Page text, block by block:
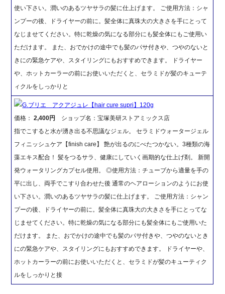
使い下さい。潤いのあるツヤサラの髪に仕上げます。 ご使用方法：シャ
ンプーの後、ドライヤーの前に。髪全体に真珠大の大きさを手にとって
なじませてください。特に乾燥の気になる部分にも髪全体にもご使用い
ただけます。 また、おでかけの途中でも髪のパサ付きや、つやのないと
きにの緊急ケアや、スタイリングにもおすすめできます。 ドライヤー
や、ホットカーラーの前にお使いいただくと、セラミドが髪のキューテ
ィクルをしっかりと
G.ブリエ アクアジュレ【hair cure supri】120g
価格：2,400円
ショップ名：宝塚美研ストアミックス店
指でこすると水が湧き出る不思議なジェル。 セラミドウォータージェル
フィニッシュケア【finish care】 艶が出るのにべたつかない。3種類の海
藻エキス配合！ 髪をつるサラ、健康にしていく画期的な仕上げ剤。 新開
発ウォータリングカプセル使用。 ◎使用方法：チューブから適量を手の
平に出し、両手でこすり合わせた後 通常のヘアローションのようにお使
い下さい。潤いのあるツヤサラの髪に仕上げます。 ご使用方法：シャン
プーの後、ドライヤーの前に。髪全体に真珠大の大きさを手にとってな
じませてください。特に乾燥の気になる部分にも髪全体にもご使用いた
だけます。 また、おでかけの途中でも髪のパサ付きや、つやのないとき
にの緊急ケアや、スタイリングにもおすすめできます。 ドライヤーや、
ホットカーラーの前にお使いいただくと、セラミドが髪のキューティク
ルをしっかりと接